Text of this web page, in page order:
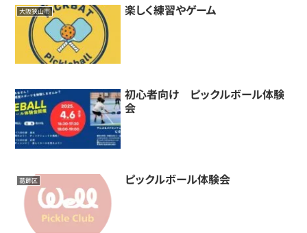
大阪狭山市 楽しく練習やゲーム
初心者向け ピックルボール体験
会
葛飾区 ピックルボール体験会